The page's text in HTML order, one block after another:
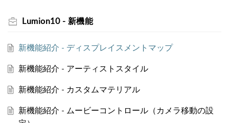
Lumion10 - 新機能
新機能紹介 - ディスプレイスメントマップ
新機能紹介 - アーティストスタイル
新機能紹介 - カスタムマテリアル
新機能紹介 - ムービーコントロール（カメラ移動の設